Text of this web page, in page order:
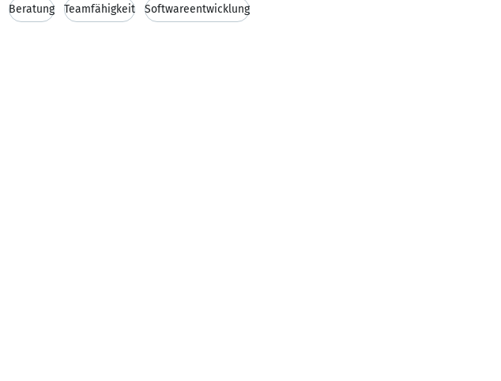
Beratung Teamfähigkeit Softwareentwicklung